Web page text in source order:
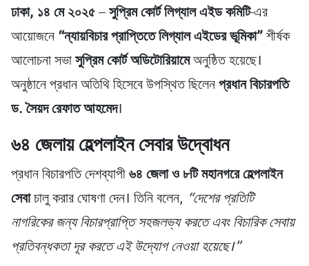
ঢাকা, ১৪ মে ২০২৫–সুপ্রিম কোর্ট লিগ্যাল এইড কমিটি-এর
আয়োজনে“ন্যায়বিচার প্রাপ্তিতে লিগ্যাল এইডের ভূমিকা”শীর্ষক
আলোচনা সভাসুপ্রিম কোর্ট অডিটোরিয়ামেঅনুষ্ঠিত হয়েছে।
অনুষ্ঠানে প্রধান অতিথি হিসেবে উপস্থিত ছিলেনপ্রধান বিচারপতি
ড. সৈয়দ রেফাত আহমেদ।
৬৪ জেলায় হেল্পলাইন সেবার উদ্বোধন
প্রধান বিচারপতি দেশব্যাপী৬৪ জেলা ও ৮টি মহানগরে হেল্পলাইন
সেবাচালু করার ঘোষণা দেন। তিনি বলেন, “দেশের প্রতিটি
নাগরিকের জন্য বিচারপ্রাপ্তি সহজলভ্য করতে এবং বিচারিক সেবায়
প্রতিবন্ধকতা দূর করতে এই উদ্যোগ নেওয়া হয়েছে।”